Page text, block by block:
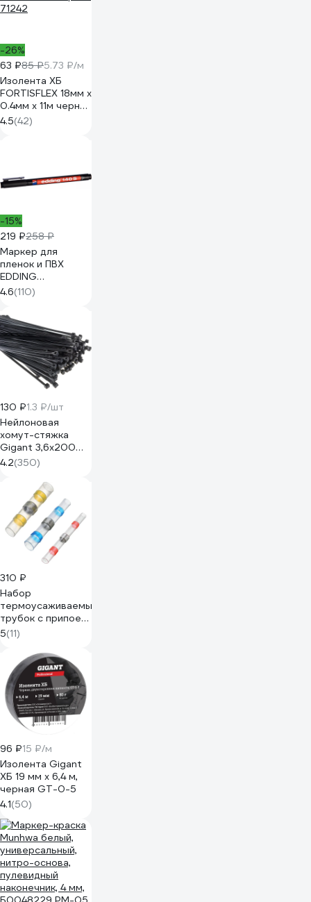
-26%
63 ₽85 ₽5.73 ₽/м
Изолента ХБ
FORTISFLEX 18мм х
0.4мм х 11м черная
71242
4.5(42)
-15%
219 ₽258 ₽
Маркер для
пленок и ПВХ
EDDING
permanent 0.3мм
чёрный E-140#1
4.6(110)
130 ₽1.3 ₽/шт
Нейлоновая
хомут-стяжка
Gigant 3,6х200
черный, 100 шт
G/1/4
4.2(350)
310 ₽
Набор
термоусаживаемых
трубок с припоем
ООО "ОПТИКОМ
ЭЛЕКТРИК"
3599.8005
5(11)
96 ₽15 ₽/м
Изолента Gigant
ХБ 19 мм х 6,4 м,
черная GT-0-5
4.1(50)